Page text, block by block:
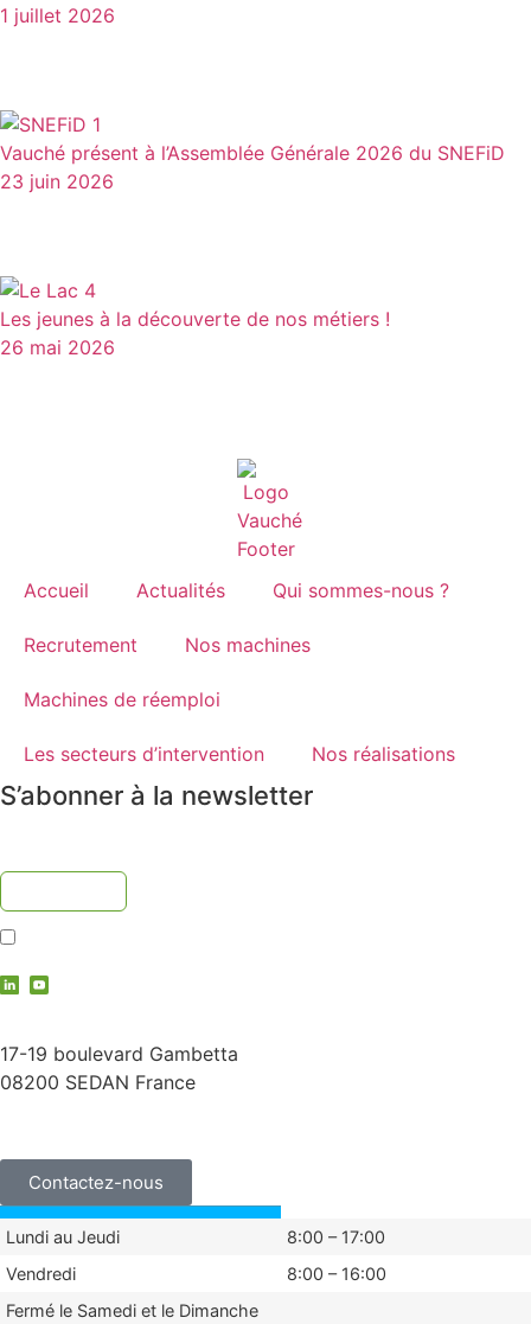
1 juillet 2026
Vauché présent à l’Assemblée Générale 2026 du SNEFiD
23 juin 2026
Les jeunes à la découverte de nos métiers !
26 mai 2026
Accueil Actualités Qui sommes-nous ?
Recrutement Nos machines
Machines de réemploi
Les secteurs d’intervention Nos réalisations
S’abonner à la newsletter
17-19 boulevard Gambetta
08200 SEDAN France
Contactez-nous
Lundi au Jeudi
8:00 – 17:00
Vendredi
8:00 – 16:00
Fermé le Samedi et le Dimanche